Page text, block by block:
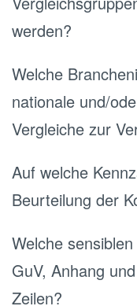
werden?
Welche
nationale und/
Vergleiche zur
Auf welche
Beurteilung der
Welche
GuV, Anhang
Zeilen?